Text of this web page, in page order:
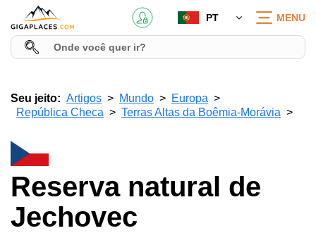
PT MENU
Seu jeito: Artigos Mundo
Europa
República Checa
Terras Altas da Boêmia-Morávia
Reserva natural de
Jechovec